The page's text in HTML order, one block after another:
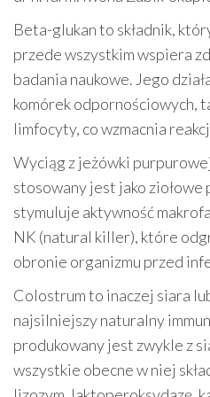
Beta-glukan to składnik,
przede wszystkim wspiera
badania naukowe. Jego
komórek odpornościowych,
limfocyty, co wzmacnia
Wyciąg z jeżówki
stosowany jest jako ziołowe
stymuluje aktywność
NK (natural killer), które
obronie organizmu przed
Colostrum to inaczej siara
najsilniejszy naturalny
produkowany jest zwykle z
wszystkie obecne w niej